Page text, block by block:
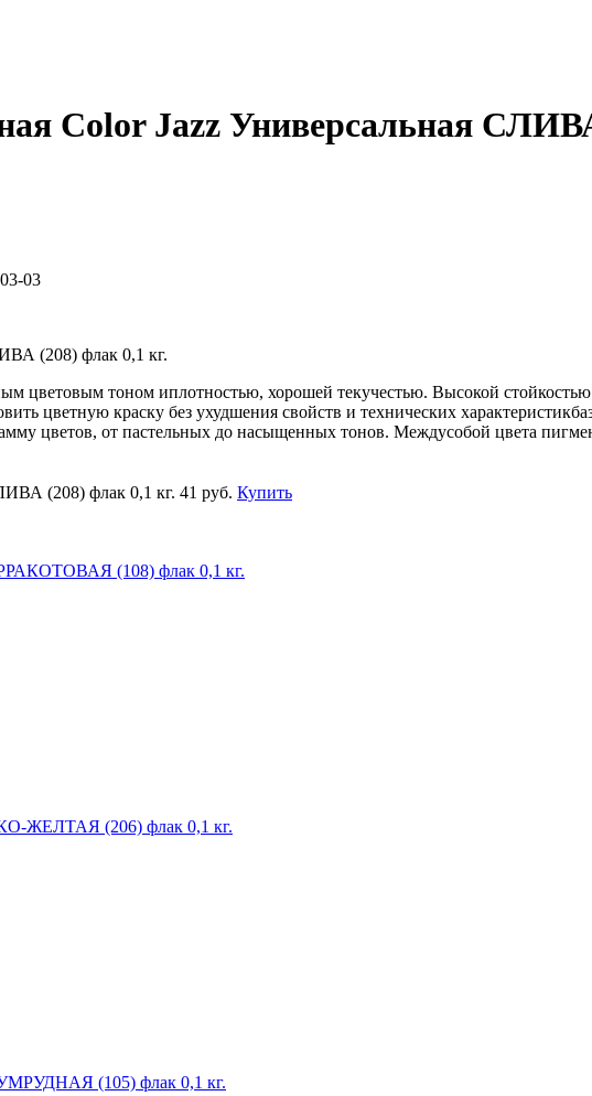
Color Jazz Универсальная
03
(208) флак 0,1 кг.
цветовым тоном иплотностью, хорошей текучестью. Высокой
цветную краску без ухудшения свойств и технических
цветов, от пастельных до насыщенных тонов. Междусобой цвета
(208) флак 0,1 кг. 41 руб. Купить
(108) флак 0,1 кг.
ЖЕЛТАЯ (206) флак 0,1 кг.
(105) флак 0,1 кг.